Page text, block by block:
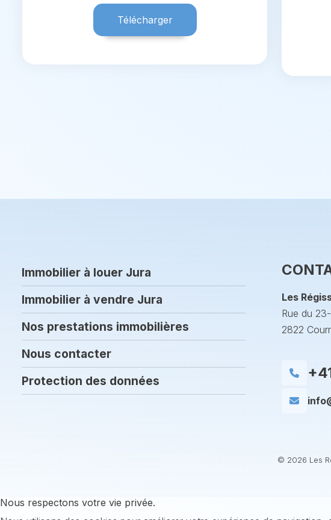
Télécharger
Immobilier à louer Jura
Immobilier à vendre Jura
Nos prestations immobilières
Nous contacter
Protection des données
Les
Rue du
2822
© 2026 Les
Nous respectons votre vie privée.